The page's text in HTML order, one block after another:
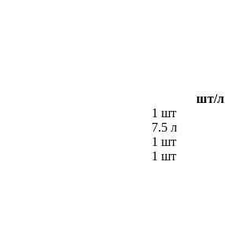
шт/л
1 шт
7.5 л
1 шт
1 шт